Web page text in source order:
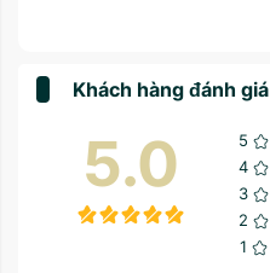
Khách hàng đánh giá
5.0 5
4
3
2
1